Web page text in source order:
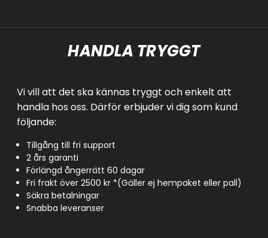
HANDLA TRYGGT
Vi vill att det ska kännas tryggt och enkelt att
handla hos oss. Därför erbjuder vi dig som kund
följande:
Tillgång till fri support
2 års garanti
Förlängd ångerrätt 60 dagar
Fri frakt över 2500 kr *(Gäller ej hempaket eller pall)
Säkra betalningar
Snabba leveranser